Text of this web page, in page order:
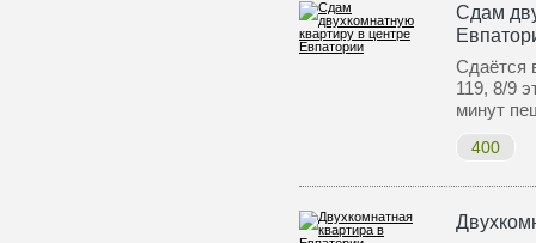
Сдам
Сдаётся
119, 8/9
минут
400